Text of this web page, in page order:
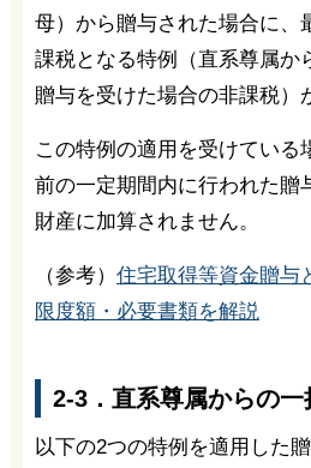
母）から贈与された場合に、
課税となる特例（直系尊属か
贈与を受けた場合の非課税）
この特例の適用を受けている
前の一定期間内に行われた贈
財産に加算されません。
（参考） 住宅取得等資金贈与
限度額・必要書類を解説
2-3．直系尊属からの一
以下の2つの特例を適用した